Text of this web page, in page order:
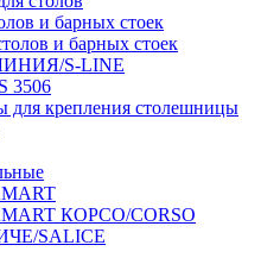
и барных стоек
и барных стоек
S-LINE
3506
для крепления столешницы
КОРСО/CORSO
SALICE